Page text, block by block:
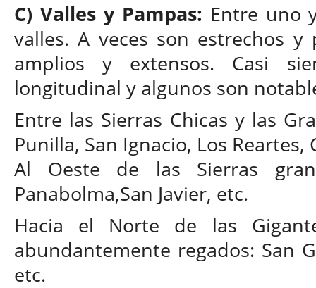
C) Valles y Pampas: Entre unо
valles. A veces son estrechos
amplios y extensos. Casi
longitudinal y algunos son
Entre las Sierras Chicas y las
Punilla, San Ignacio, Los
Al Oeste de las Sierras
Panabolma,San Javier, etc.
Hacia el Norte de las
abundantemente regados: San
etc.